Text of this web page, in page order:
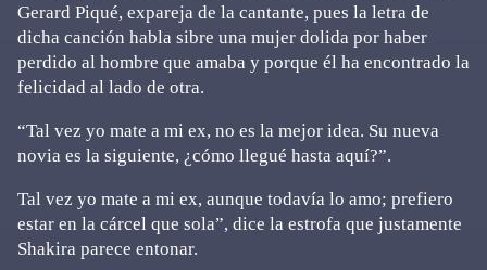
Gerard Piqué, expareja de la cantante, pues la letra de
dicha canción habla sibre una mujer dolida por haber
perdido al hombre que amaba y porque él ha encontrado la
felicidad al lado de otra.
“Tal vez yo mate a mi ex, no es la mejor idea. Su nueva
novia es la siguiente, ¿cómo llegué hasta aquí?”.
Tal vez yo mate a mi ex, aunque todavía lo amo; prefiero
estar en la cárcel que sola”, dice la estrofa que justamente
Shakira parece entonar.